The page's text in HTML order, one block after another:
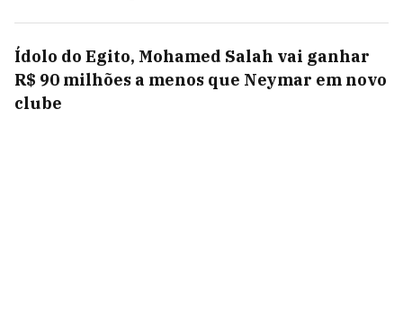
Ídolo do Egito, Mohamed Salah vai ganhar
R$ 90 milhões a menos que Neymar em novo
clube